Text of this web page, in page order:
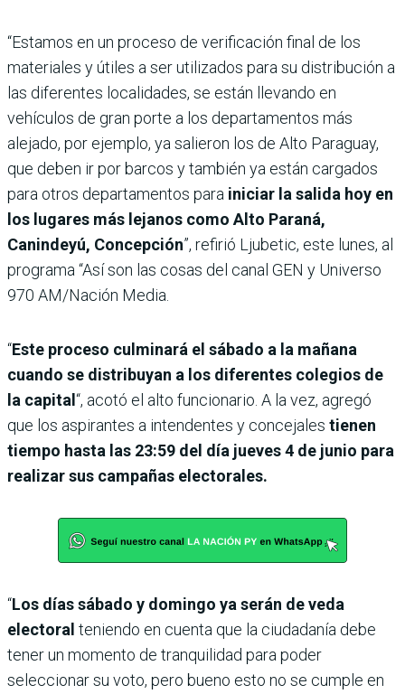
“Estamos en un proceso de verificación final de los
materiales y útiles a ser utilizados para su distribución a
las diferentes localidades, se están llevando en
vehículos de gran porte a los departamentos más
alejado, por ejemplo, ya salieron los de Alto Paraguay,
que deben ir por barcos y también ya están cargados
para otros departamentos para iniciar la salida hoy en
los lugares más lejanos como Alto Paraná,
Canindeyú, Concepción”, refirió Ljubetic, este lunes, al
programa “Así son las cosas del canal GEN y Universo
970 AM/Nación Media.
“Este proceso culminará el sábado a la mañana
cuando se distribuyan a los diferentes colegios de
la capital “, acotó el alto funcionario. A la vez, agregó
que los aspirantes a intendentes y concejales tienen
tiempo hasta las 23:59 del día jueves 4 de junio para
realizar sus campañas electorales.
“Los días sábado y domingo ya serán de veda
electoral teniendo en cuenta que la ciudadanía debe
tener un momento de tranquilidad para poder
seleccionar su voto, pero bueno esto no se cumple en